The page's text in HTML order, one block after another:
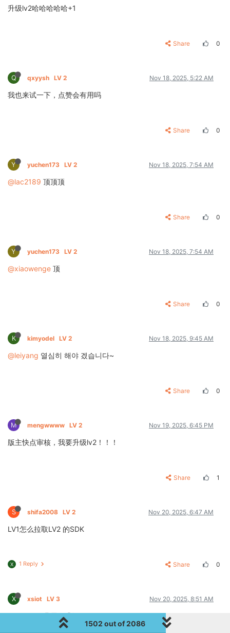
升级lv2哈哈哈哈哈+1
Share 0
Q qxyysh LV 2 Nov 18, 2025, 5:22 AM
我也来试一下，点赞会有用吗
Share 0
Y yuchen173 LV 2 Nov 18, 2025, 7:54 AM
@lac2189 顶顶顶
Share 0
Y yuchen173 LV 2 Nov 18, 2025, 7:54 AM
@xiaowenge 顶
Share 0
K kimyodel LV 2 Nov 18, 2025, 9:45 AM
@leiyang 열심히 해야 겠습니다~
Share 0
M mengwwww LV 2 Nov 19, 2025, 6:45 PM
版主快点审核，我要升级lv2！！！
Share 1
S shifa2008 LV 2 Nov 20, 2025, 6:47 AM
LV1怎么拉取LV2 的SDK
X 1 Reply Share 0
X xsiot LV 3 Nov 20, 2025, 8:51 AM
@lac2189我需要升级lv2
1502 out of 2086